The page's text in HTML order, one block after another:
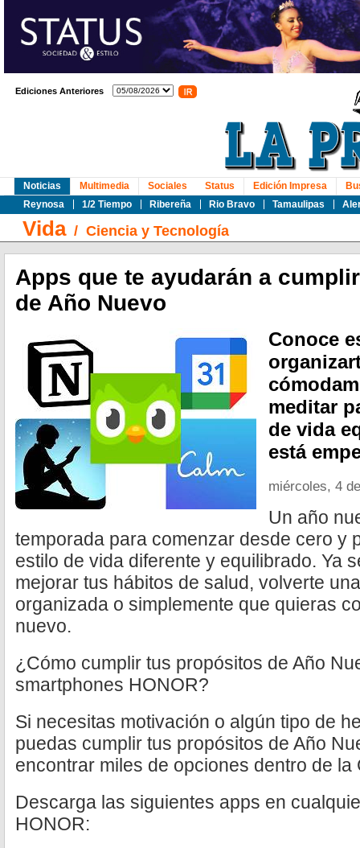
Ediciones Anteriores
Noticias
Reynosa
1/2 Tiempo Ribereña Rio Bravo Tamaulipas
Multimedia Sociales Status Edición Impresa
Vida/ Ciencia y Tecnología
Apps que te ayudarán a
de Año Nuevo
Conoce
meditar
de vida
está
miércoles, 4
Un año
temporada para comenzar desde cero y
estilo de vida diferente y equilibrado. Ya
mejorar tus hábitos de salud, volverte
organizada o simplemente que quieras
nuevo.
¿Cómo cumplir tus propósitos de Año
smartphones HONOR?
Si necesitas motivación o algún tipo de
puedas cumplir tus propósitos de Año
encontrar miles de opciones dentro de la
Descarga las siguientes apps en
HONOR: